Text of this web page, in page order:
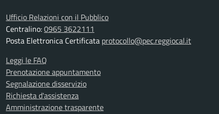
Ufficio Relazioni con il Pubblico
Centralino:0965 3622111
Posta Elettronica Certificata protocollo@pec.reggiocal.it
Leggi le FAQ
Prenotazione appuntamento
Segnalazione disservizio
Richiesta d'assistenza
Amministrazione trasparente